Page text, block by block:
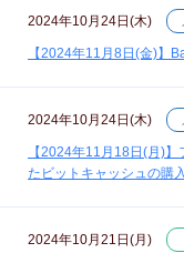
2024年10月24日(木)
【2024年11月8日(金)】
2024年10月24日(木)
【2024年11月18日(月)
たビットキャッシュの購
2024年10月21日(月)